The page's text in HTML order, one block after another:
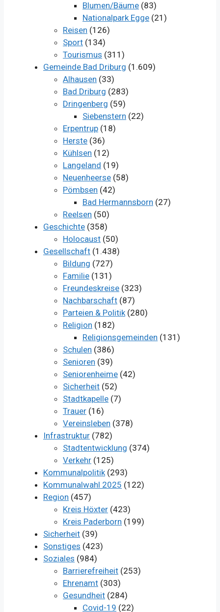
Blumen/Bäume (83)
Nationalpark Egge (21)
Reisen (126)
Sport (134)
Tourismus (311)
Gemeinde Bad Driburg (1.609)
Alhausen (33)
Bad Driburg (283)
Dringenberg (59)
Siebenstern (22)
Erpentrup (18)
Herste (36)
Kühlsen (12)
Langeland (19)
Neuenheerse (58)
Pömbsen (42)
Bad Hermannsborn (27)
Reelsen (50)
Geschichte (358)
Holocaust (50)
Gesellschaft (1.438)
Bildung (727)
Familie (131)
Freundeskreise (323)
Nachbarschaft (87)
Parteien & Politik(280)
Religion (182)
Religionsgemeinden (131)
Schulen (386)
Senioren (39)
Seniorenheime (42)
Sicherheit (52)
Stadtkapelle (7)
Trauer (16)
Vereinsleben (378)
Infrastruktur (782)
Stadtentwicklung (374)
Verkehr (125)
Kommunalpolitik(293)
Kommunalwahl 2025 (122)
Region (457)
Kreis Höxter (423)
Kreis Paderborn (199)
Sicherheit (39)
Sonstiges (423)
Soziales (984)
Barrierefreiheit (253)
Ehrenamt (303)
Gesundheit (284)
Covid-19 (22)